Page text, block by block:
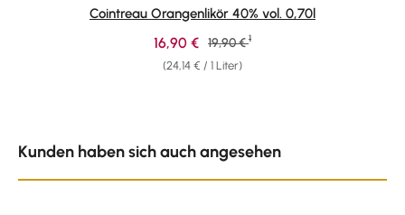
Durchschnittliche Bewertung von 4.89 von 5 Sternen
Cointreau Orangenlikör 40% vol. 0,70l
(24,14 € / 1 Liter)
Verkaufspreis:
16,90 € Regulärer Preis:
19,90 € 1
Kunden haben sich auch angesehen